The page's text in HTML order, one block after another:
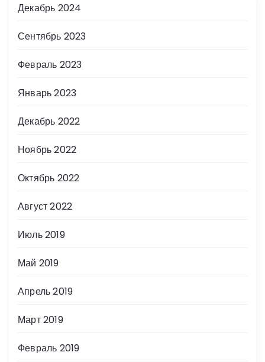
Декабрь 2024
Сентябрь 2023
Февраль 2023
Январь 2023
Декабрь 2022
Ноябрь 2022
Октябрь 2022
Август 2022
Июль 2019
Май 2019
Апрель 2019
Март 2019
Февраль 2019